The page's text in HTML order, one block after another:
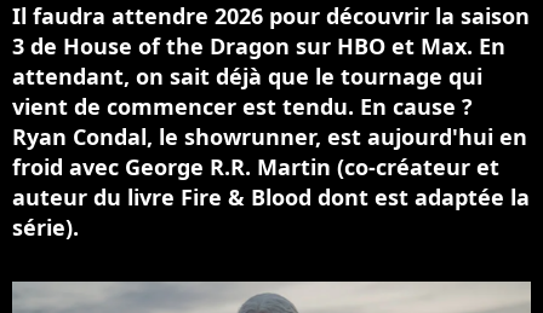
Il faudra attendre 2026 pour découvrir la saison
3 de House of the Dragon sur HBO et Max. En
attendant, on sait déjà que le tournage qui
vient de commencer est tendu. En cause ?
Ryan Condal, le showrunner, est aujourd'hui en
froid avec George R.R. Martin (co-créateur et
auteur du livre Fire & Blood dont est adaptée la
série).